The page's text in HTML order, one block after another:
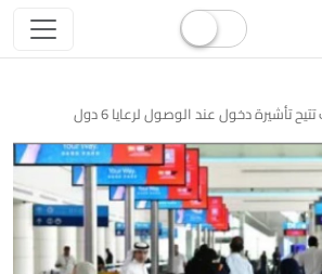
تأشيرة دخول عند الوصول لرعايا 6 دول